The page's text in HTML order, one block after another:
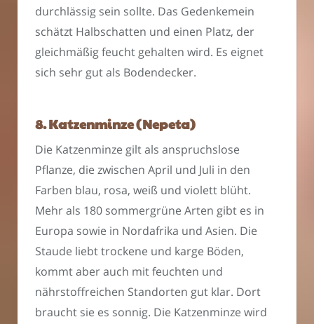
durchlässig sein sollte. Das Gedenkemein
schätzt Halbschatten und einen Platz, der
gleichmäßig feucht gehalten wird. Es eignet
sich sehr gut als Bodendecker.
8. Katzenminze (Nepeta)
Die Katzenminze gilt als anspruchslose
Pflanze, die zwischen April und Juli in den
Farben blau, rosa, weiß und violett blüht.
Mehr als 180 sommergrüne Arten gibt es in
Europa sowie in Nordafrika und Asien. Die
Staude liebt trockene und karge Böden,
kommt aber auch mit feuchten und
nährstoffreichen Standorten gut klar. Dort
braucht sie es sonnig. Die Katzenminze wird